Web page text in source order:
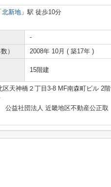
北新地 」駅 徒歩10分
-
）
2008年 10月 ( 築17年 )
15階建
区天神橋２丁目3-8 MF南森町ビル 2階
公益社団法人 近畿地区不動産公正取